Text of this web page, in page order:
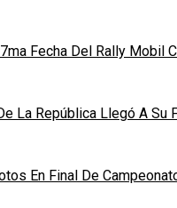
Fecha Del Rally Mobil
La República Llegó A Su
En Final De